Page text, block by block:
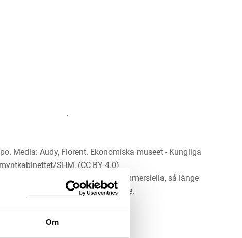
Om
Media: Audy, Florent. Ekonomiska museet - Kungliga
myntkabinettet/SHM, (CC BY 4.0)
verket för alla ändamål, även kommersiella, så länge
upphovsperson och licensgivare.
LADDA NER MEDIA